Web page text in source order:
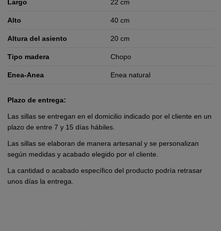
Largo 22 cm
Alto 40 cm
Altura del asiento 20 cm
Tipo madera Chopo
Enea-Anea Enea natural
Plazo de entrega:
Las sillas se entregan en el domicilio indicado por el cliente en un
plazo de entre 7 y 15 días hábiles.
Las sillas se elaboran de manera artesanal y se personalizan
según medidas y acabado elegido por el cliente.
La cantidad o acabado específico del producto podría retrasar
unos días la entrega.